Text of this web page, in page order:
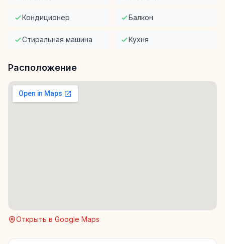
Кондиционер Балкон
Стиральная машина Кухня
Расположение
Открыть в Google Maps